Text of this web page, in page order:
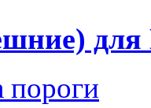
для